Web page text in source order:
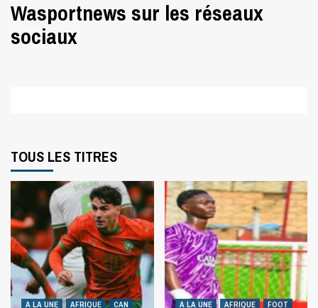
Wasportnews sur les réseaux
sociaux
TOUS LES TITRES
A LA UNE AFRIQUE
CAN
A LA UNE AFRIQUE
FOOT